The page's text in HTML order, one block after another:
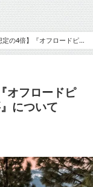
定の4倍】『オフロードピッ
オフロードピ
について